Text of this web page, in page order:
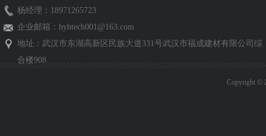
杨经理：18971265723
企业邮箱： hyhtech001@163.com
地址：武汉市东湖高新区民族大道331号武汉市福成建材有限公司综
合楼908
Copyright